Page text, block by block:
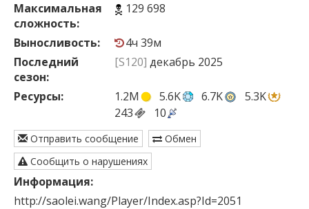
Максимальная
сложность:
129 698
Выносливость:
4ч 39м
Последний
сезон:
[S120] декабрь 2025
Ресурсы: 1.2M 5.6K 6.7K
5.3K
243
10
Отправить сообщение
Обмен
Сообщить о нарушениях
Информация:
http://saolei.wang/Player/Index.asp?Id=2051